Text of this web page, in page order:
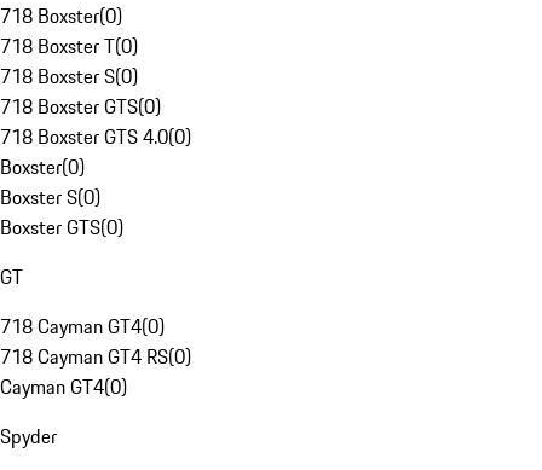
718 Boxster(0)
718 Boxster T(0)
718 Boxster S(0)
718 Boxster GTS(0)
718 Boxster GTS 4.0(0)
Boxster(0)
Boxster S(0)
Boxster GTS(0)
GT
718 Cayman GT4(0)
718 Cayman GT4 RS(0)
Cayman GT4(0)
Spyder